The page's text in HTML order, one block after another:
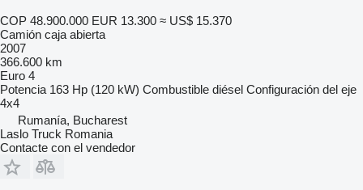
COP 48.900.000 EUR 13.300 ≈ US$ 15.370
Camión caja abierta
2007
366.600 km
Euro 4
Potencia 163 Hp (120 kW) Combustible diésel Configuración del eje
4x4
Rumanía, Bucharest
Laslo Truck Romania
Contacte con el vendedor